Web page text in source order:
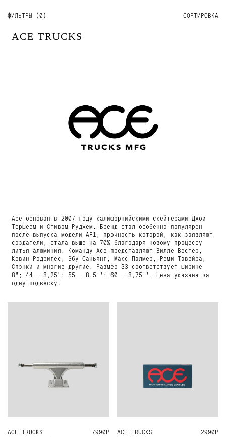
ФИЛЬТРЫ (0) СОРТИРОВКА
ACE TRUCKS
Acе основан в 2007 году калифорнийскими скейтерами Джои
Тершеем и Стивом Руджем. Бренд стал особенно популярен
после выпуска модели AF1, прочность которой, как заявляют
создатели, стала выше на 70% благодаря новому процессу
литья алюминия. Команду Ace представляют Вилле Вестер,
Кевин Родригес, Эбу Саньянг, Макс Палмер, Реми Тавейра,
Спэнки и многие другие. Размер 33 соответствует ширине
8"; 44 — 8,25"; 55 — 8,5''; 60 — 8,75''. Цена указана за
одну подвеску.
ACE TRUCKS
ONE SIZE 7990Р
ACE TRUCKS
ONE SIZE 2990Р